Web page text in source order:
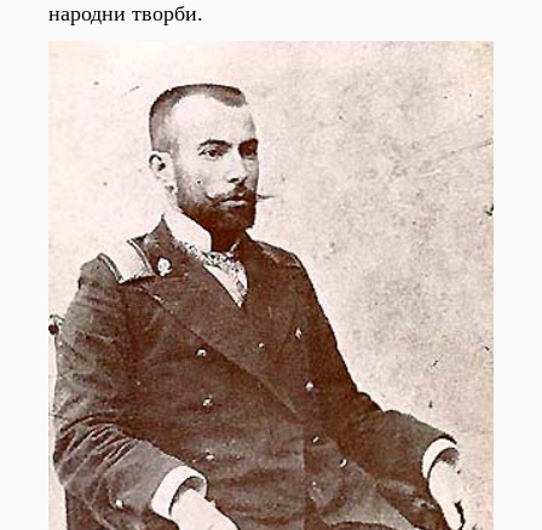
народни творби.